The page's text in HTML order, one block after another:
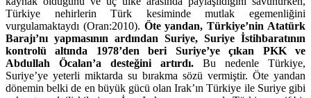
Türkiye nehirlerin Türk kesiminde mutlak egemenliğini
vurgulamaktaydı (Oran:2010). Öte yandan, Türkiye’nin Atatürk
Barajı’nı yapmasının ardından Suriye, Suriye İstihbaratının
kontrolü altında 1978’den beri Suriye’ye çıkan PKK ve
Abdullah Öcalan’a desteğini artırdı. Bu nedenle Türkiye,
Suriye’ye yeterli miktarda su bırakma sözü vermiştir. Öte yandan
dönemin belki de en büyük gücü olan Irak’ın Türkiye ile Suriye gibi